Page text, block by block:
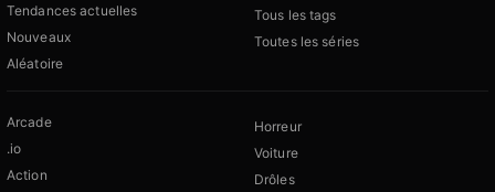
Tendances actuelles
Nouveaux
Aléatoire
Tous les tags
Toutes les séries
Arcade
.io
Action
Horreur
Voiture
Drôles